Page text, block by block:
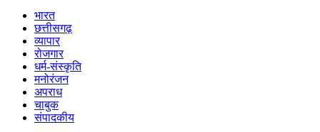
भारत
छत्तीसगढ़
व्यापार
रोजगार
धर्म-संस्कृति
मनोरंजन
अपराध
चाबुक
संपादकीय